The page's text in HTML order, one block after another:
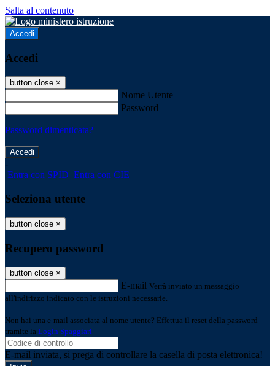
Salta al contenuto
Accedi
Accedi
button close ×
Nome Utente
Password
Password dimenticata?
-
Entra con SPID Entra con CIE
Seleziona utente
button close ×
Recupero password
button close ×
E-mail Verrà inviato un messaggio
all'indirizzo indicato con le istruzioni necessarie.
Non hai una e-mail associata al nome utente? Effettua il reset della password
tramite la Login Spaggiari
E-mail inviata, si prega di controllare la casella di posta elettronica!